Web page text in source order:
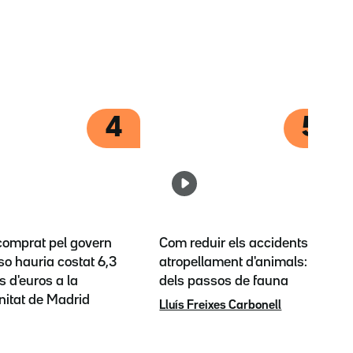
4
pel govern
hauria costat 6,3
d'euros a la
de Madrid
5
Com reduir els accidents per
atropellament d'animals: l'èxit
dels passos de fauna
Lluís Freixes Carbonell